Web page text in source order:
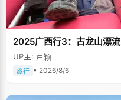
2025广西行3：古龙山漂流
UP主: 卢颖
旅行 • 2026/8/6